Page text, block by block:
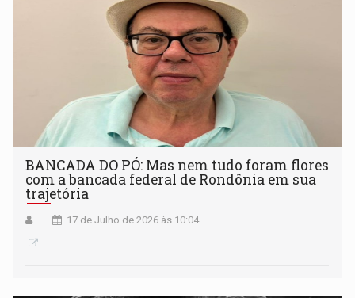
BANCADA DO PÓ: Mas nem tudo foram flores
com a bancada federal de Rondônia em sua
trajetória
17 de Julho de 2026 às 10:04